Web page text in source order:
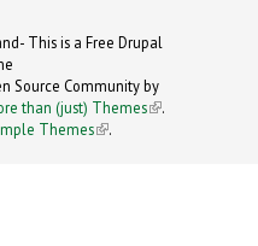
This is a Free Drupal
Source Community by
than (just) Themes (link is
.
Themes
(link is
.